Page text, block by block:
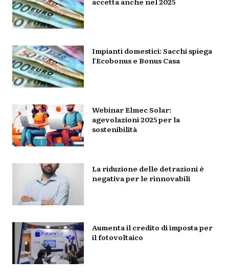
Impianti domestici: Sacchi spiega
l’Ecobonus e Bonus Casa
Webinar Elmec Solar:
agevolazioni 2025 per la
sostenibilità
La riduzione delle detrazioni è
negativa per le rinnovabili
Aumenta il credito di imposta per
il fotovoltaico